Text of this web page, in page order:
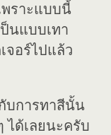
ราะแบบนี้
นแบบเทา
จอร์ไปแล้ว
บการทาสีนั้น
ได้เลยนะครับ